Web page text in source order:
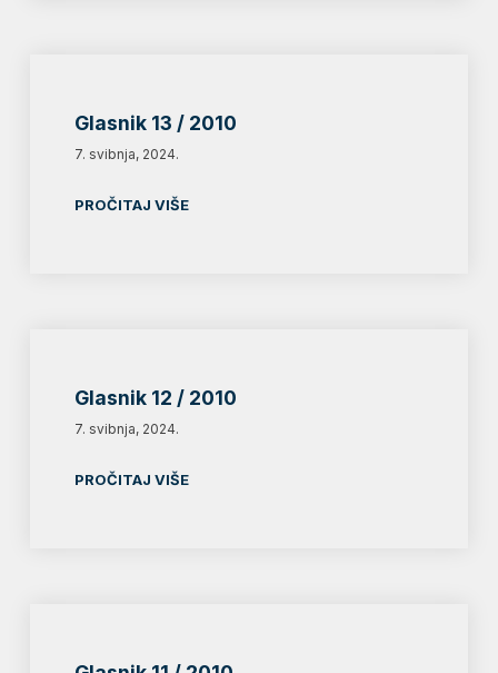
Glasnik 13 / 2010
7. svibnja, 2024.
PROČITAJ VIŠE
Glasnik 12 / 2010
7. svibnja, 2024.
PROČITAJ VIŠE